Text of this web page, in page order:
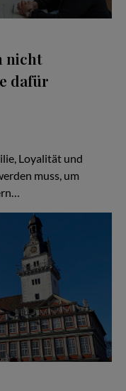
nicht
dafür
Loyalität und
muss, um